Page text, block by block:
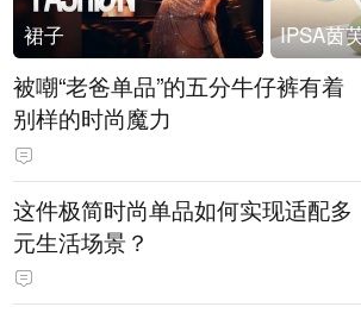
裙子
被嘲“老爸单品”的五分牛仔裤有着
别样的时尚魔力
这件极简时尚单品如何实现适配多
元生活场景？